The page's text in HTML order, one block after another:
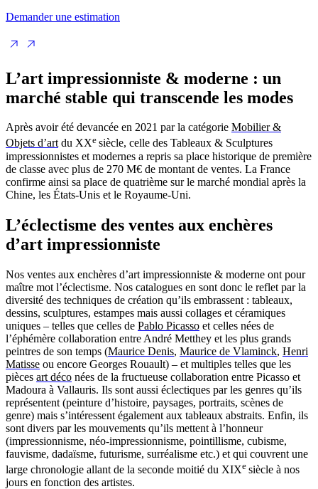
Demander une estimation
L’art impressionniste & moderne : un
marché stable qui transcende les modes
Après avoir été devancée en 2021 par la catégorie Mobilier &
Objets d’artdu XXe siècle, celle des Tableaux & Sculptures
impressionnistes et modernes a repris sa place historique de première
de classe avec plus de 270 M€ de montant de ventes. La France
confirme ainsi sa place de quatrième sur le marché mondial après la
Chine, les États-Unis et le Royaume-Uni.
L’éclectisme des ventes aux enchères
d’art impressionniste
Nos ventes aux enchères d’art impressionniste & moderne ont pour
maître mot l’éclectisme. Nos catalogues en sont donc le reflet par la
diversité des techniques de création qu’ils embrassent : tableaux,
dessins, sculptures, estampes mais aussi collages et céramiques
uniques – telles que celles de Pablo Picasso et celles nées de
l’éphémère collaboration entre André Metthey et les plus grands
peintres de son temps (Maurice Denis, Maurice de Vlaminck, Henri
Matisse ou encore Georges Rouault) – et multiples telles que les
pièces art déco nées de la fructueuse collaboration entre Picasso et
Madoura à Vallauris. Ils sont aussi éclectiques par les genres qu’ils
représentent (peinture d’histoire, paysages, portraits, scènes de
genre) mais s’intéressent également aux tableaux abstraits. Enfin, ils
sont divers par les mouvements qu’ils mettent à l’honneur
(impressionnisme, néo-impressionnisme, pointillisme, cubisme,
fauvisme, dadaïsme, futurisme, surréalisme etc.) et qui couvrent une
large chronologie allant de la seconde moitié du XIXe siècle à nos
jours en fonction des artistes.